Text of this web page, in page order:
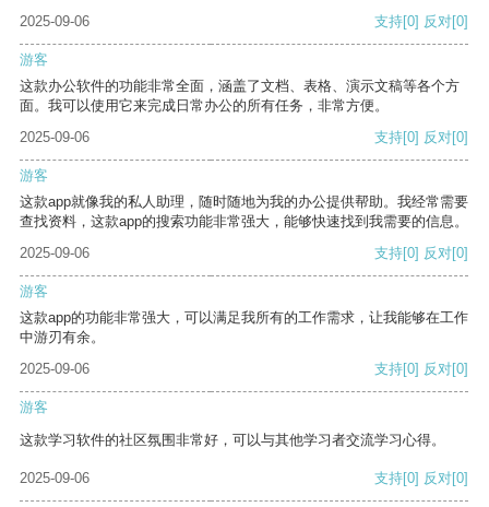
2025-09-06
支持[0] 反对[0]
游客
这款办公软件的功能非常全面，涵盖了文档、表格、演示文稿等各个方
面。我可以使用它来完成日常办公的所有任务，非常方便。
2025-09-06
支持[0] 反对[0]
游客
这款app就像我的私人助理，随时随地为我的办公提供帮助。我经常需要
查找资料，这款app的搜索功能非常强大，能够快速找到我需要的信息。
2025-09-06
支持[0] 反对[0]
游客
这款app的功能非常强大，可以满足我所有的工作需求，让我能够在工作
中游刃有余。
2025-09-06
支持[0] 反对[0]
游客
这款学习软件的社区氛围非常好，可以与其他学习者交流学习心得。
2025-09-06 支持[0] 反对[0]